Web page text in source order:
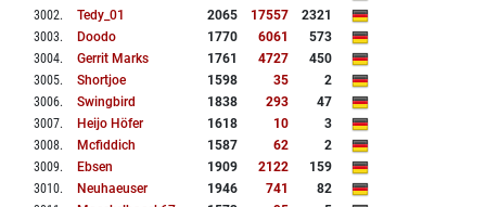
3002. Tedy_01 2065 17557
2321
3003. Doodo 1770 6061
573
3004. Gerrit Marks 1761 4727
450
3005. Shortjoe 1598 35
2
3006. Swingbird 1838 293
47
3007. Heijo Höfer 1618 10
3
3008. Mcfiddich 1587 62
2
3009. Ebsen 1909 2122
159
3010. Neuhaeuser 1946 741
82